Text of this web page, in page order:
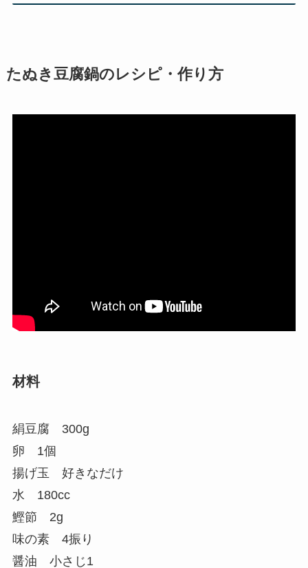
たぬき豆腐鍋のレシピ・作り方
材料
絹豆腐 300g
卵 1個
揚げ玉 好きなだけ
水 180cc
鰹節 2g
味の素 4振り
醤油 小さじ1